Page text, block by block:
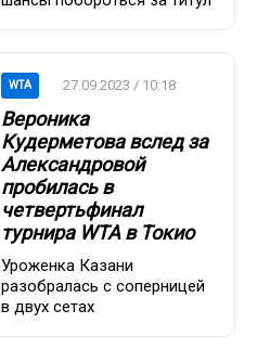
WTA 27.09.2023 / 10:18
Вероника
Кудерметова вслед за
Александровой
пробилась в
четвертьфинал
турнира WTA в Токио
Уроженка Казани
разобралась с соперницей
в двух сетах